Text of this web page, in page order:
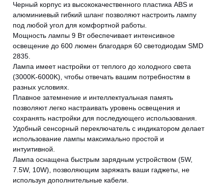
Черный корпус из высококачественного пластика ABS и
алюминиевый гибкий шланг позволяют настроить лампу
под любой угол для комфортной работы.
Мощность лампы 9 Вт обеспечивает интенсивное
освещение до 600 люмен благодаря 60 светодиодам SMD
2835.
Лампа имеет настройки от теплого до холодного света
(3000K-6000K), чтобы отвечать вашим потребностям в
разных условиях.
Плавное затемнение и интеллектуальная память
позволяют легко настраивать уровень освещения и
сохранять настройки для последующего использования.
Удобный сенсорный переключатель с индикатором делает
использование лампы максимально простой и
интуитивной.
Лампа оснащена быстрым зарядным устройством (5W,
7.5W, 10W), позволяющим заряжать ваши гаджеты, не
используя дополнительные кабели.
CANCEL